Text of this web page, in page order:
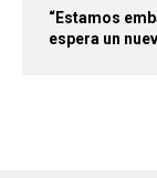
“Estamos
espera un